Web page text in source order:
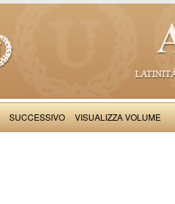
SUCCESSIVO VISUALIZZA VOLUME